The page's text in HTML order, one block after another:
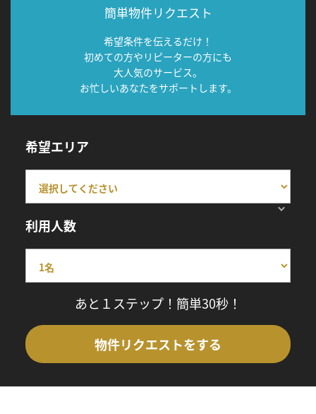
簡単物件リクエスト
希望条件を伝えるだけ！
初めての方やリピーターの方にも
大人気のサービス。
お忙しいあなたをサポートします。
希望エリア
利用人数
あと１ステップ！簡単30秒！
物件リクエストをする